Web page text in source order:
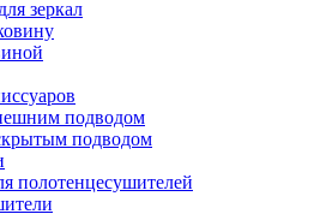
зеркал
подводом
подводом
полотенцесушителей